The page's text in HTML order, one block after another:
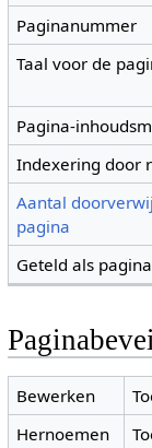
Paginanummer
Taal voor de
Pagina-
Indexering door
Aantal
pagina
Geteld als
Bewerken
Hernoemen